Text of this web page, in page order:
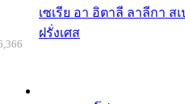
เซเรีย อา อิตาลี ลาลีกา ส
ฝรั่งเศส